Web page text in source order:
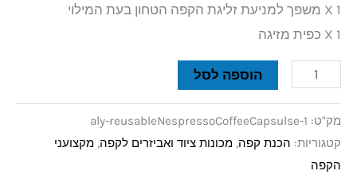
1 X משפך למניעת זליגת הקפה הטחון בעת המילוי
1 X כפית מזיגה
הוספה לסל
מק"ט: aly-reusableNespressoCoffeeCapsulse-1
קטגוריות: הכנת קפה, מכונות ציוד ואביזרים לקפה, מקצועני
הקפה